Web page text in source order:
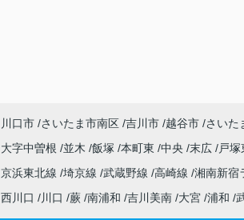
川口市 さいたま市南区 吉川市 越谷市 さいた
大字中曽根 並木 飯塚 本町東 中央 末広 戸塚
京浜東北線 埼京線 武蔵野線 高崎線 湘南新宿
西川口 川口 蕨 南浦和 吉川美南 大宮 浦和